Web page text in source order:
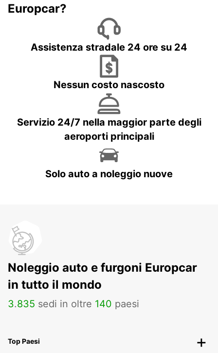
Europcar?
Assistenza stradale 24 ore su 24
Nessun costo nascosto
Servizio 24/7 nella maggior parte degli
aeroporti principali
Solo auto a noleggio nuove
Noleggio auto e furgoni Europcar
in tutto il mondo
3.835 sedi in oltre 140 paesi
Top Paesi